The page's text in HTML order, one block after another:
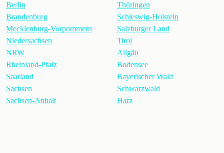
Berlin
Brandenburg
Mecklenburg-Vorpommern
Niedersachsen
NRW
Rheinland-Pfalz
Saarland
Sachsen
Sachsen-Anhalt
Thüringen
Schleswig-Holstein
Salzburger Land
Tirol
Allgäu
Bodensee
Bayerischer Wald
Schwarzwald
Harz